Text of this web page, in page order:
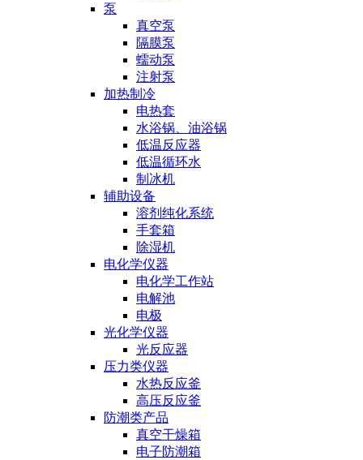
泵
真空泵
隔膜泵
蠕动泵
注射泵
加热制冷
电热套
水浴锅、油浴锅
低温反应器
低温循环水
制冰机
辅助设备
溶剂纯化系统
手套箱
除湿机
电化学仪器
电化学工作站
电解池
电极
光化学仪器
光反应器
压力类仪器
水热反应釜
高压反应釜
防潮类产品
真空干燥箱
电子防潮箱